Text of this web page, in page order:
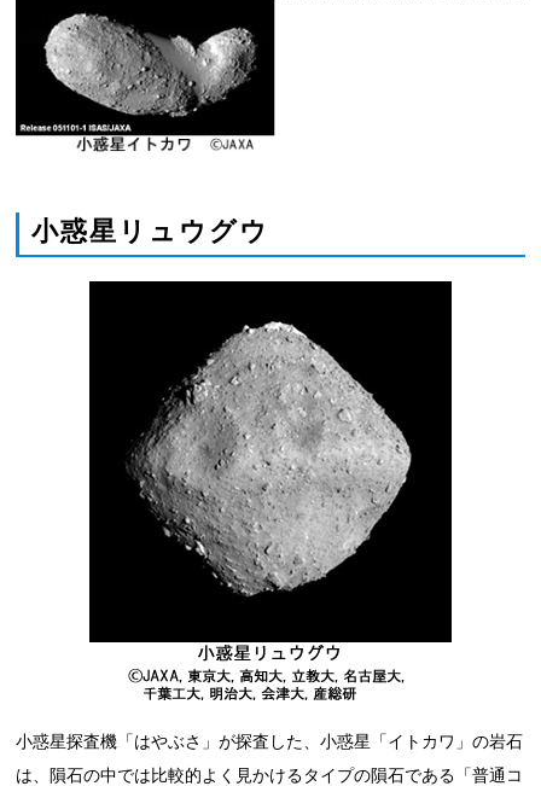
小惑星リュウグウ
小惑星探査機「はやぶさ」が探査した、小惑星「イトカワ」の岩石
は、隕石の中では比較的よく見かけるタイプの隕石である「普通コ